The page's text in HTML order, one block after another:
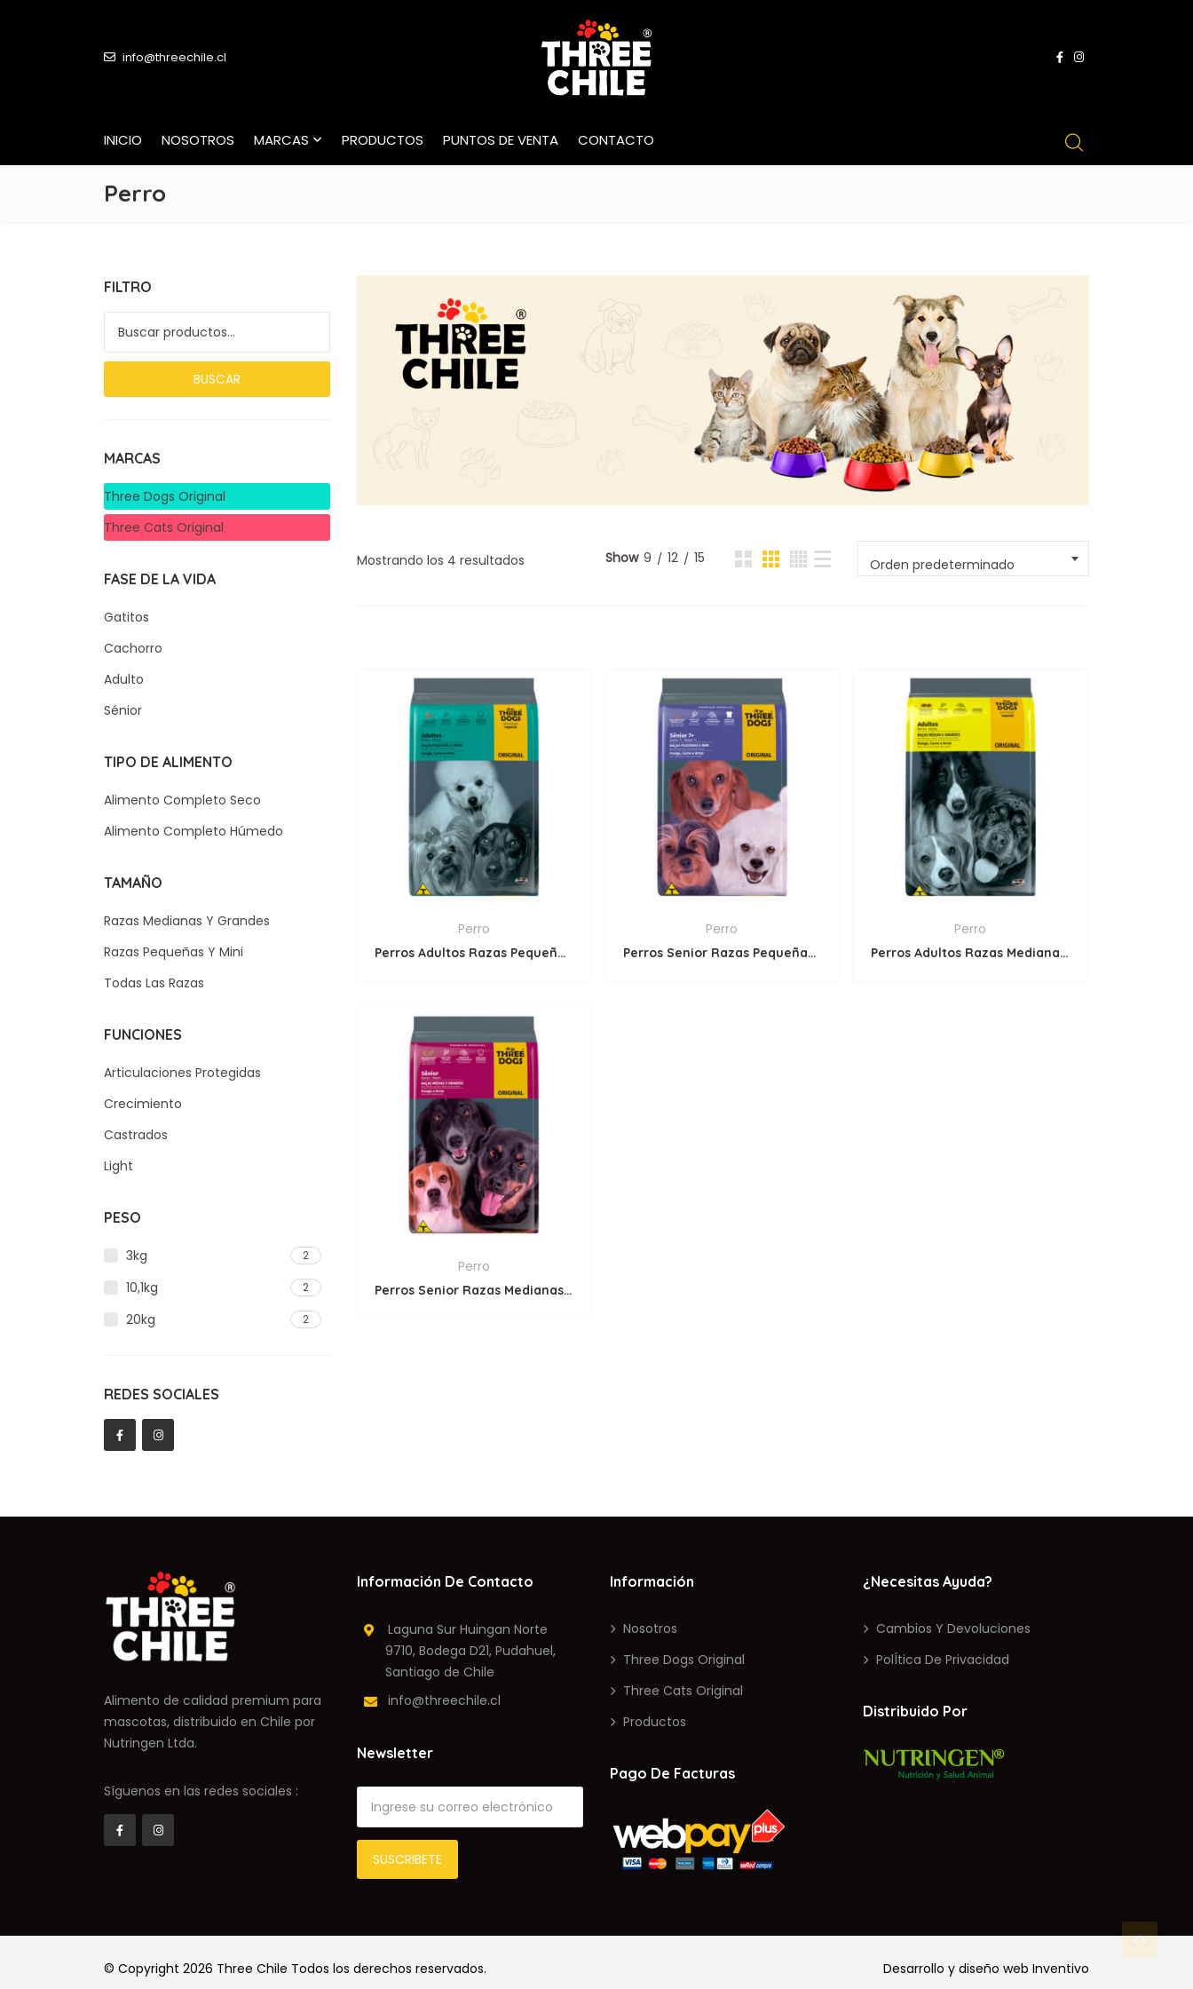
info@threechile.cl
INICIO NOSOTROS MARCAS PRODUCTOS PUNTOS DE VENTA CONTACTO
Perro
Mostrando los 4 resultados Show 9 12 15 Orden predeterminado
Perro
Perros Adultos Razas Pequeñas y Minis
Perro
Perros Senior Razas Pequeñas y Minis
Perro
Perros Adultos Razas Medianas y Grandes
Perro
Perros Senior Razas Medianas y Grandes
FILTRO
BUSCAR
MARCAS
Three Dogs Original
Three Cats Original
FASE DE LA VIDA
Gatitos
Cachorro
Adulto
Sénior
TIPO DE ALIMENTO
Alimento Completo Seco
Alimento Completo Húmedo
TAMAÑO
Razas Medianas Y Grandes
Razas Pequeñas Y Mini
Todas Las Razas
FUNCIONES
Articulaciones Protegidas
Crecimiento
Castrados
Light
PESO
3kg 2
10,1kg 2
20kg 2
REDES SOCIALES
Alimento de calidad premium para
mascotas, distribuido en Chile por
Nutringen Ltda.
Síguenos en las redes sociales :
Información De Contacto
Laguna Sur Huingan Norte
9710, Bodega D21, Pudahuel,
Santiago de Chile
info@threechile.cl
Newsletter
Información
Nosotros
Three Dogs Original
Three Cats Original
Productos
Pago De Facturas
¿Necesitas Ayuda?
Cambios Y Devoluciones
PolÍtica De Privacidad
Distribuido Por
© Copyright 2026 Three Chile Todos los derechos reservados. Desarrollo y diseño web Inventivo